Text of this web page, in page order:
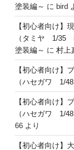
塗装編～ に bird
【初心者向け】
（タミヤ 1/35
塗装編～ に 村上
【初心者向け】
（ハセガワ 1/
【初心者向け】
（ハセガワ 1/
66 より
【初心者向け